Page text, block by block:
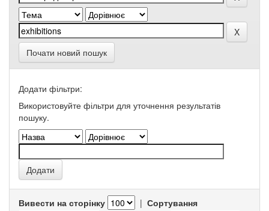
Почати новий пошук
Додати фільтри:
Використовуйте фільтри для уточнення результатів
пошуку.
Вивести на сторінку | Сортування